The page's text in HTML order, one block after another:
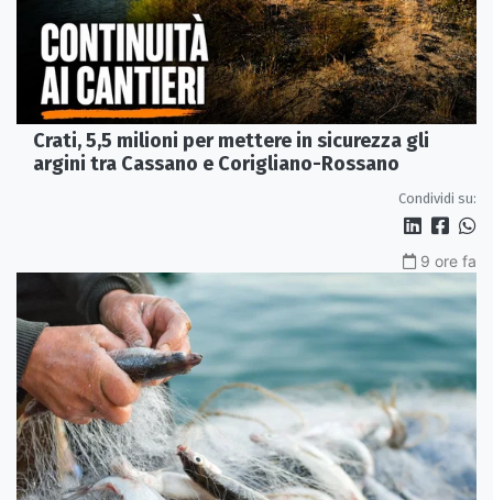
Crati, 5,5 milioni per mettere in sicurezza gli
argini tra Cassano e Corigliano-Rossano
Condividi su:
9 ore fa